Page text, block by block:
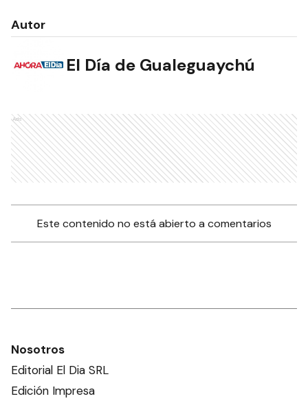
Autor
El Día de Gualeguaychú
Ads
Este contenido no está abierto a comentarios
Nosotros
Editorial El Dia SRL
Edición Impresa